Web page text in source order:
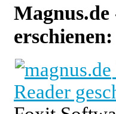
erschienen:
Reader